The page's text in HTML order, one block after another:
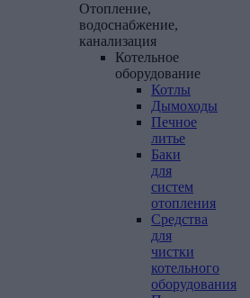
Отопление,
водоснабжение,
канализация
Котельное
оборудование
Котлы
Дымоходы
Печное
литье
Баки
для
систем
отопления
Средства
для
чистки
котельного
оборудования